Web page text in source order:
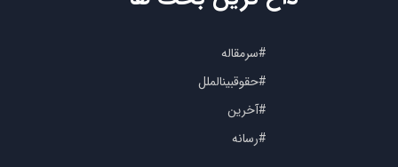
#سرمقاله
#حقوقبینالملل
#آخرین
#رسانه